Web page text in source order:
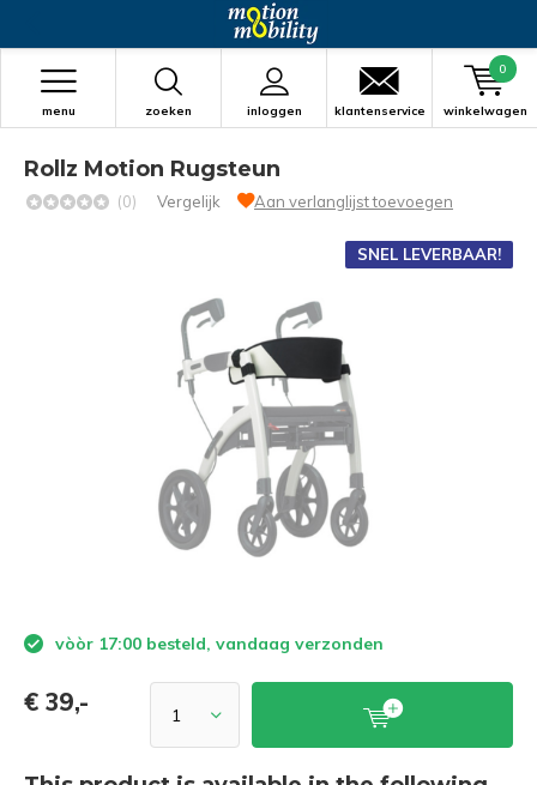
zoeken inloggen
menu klantenservice winkelwagen
0
Rollz Motion Rugsteun
(0) Vergelijk Aan verlanglijst toevoegen
SNEL LEVERBAAR!
vòòr 17:00 besteld, vandaag verzonden
€ 39,-